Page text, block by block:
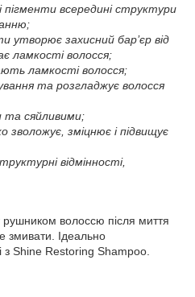
пігменти всередині структури
утворює захисний бар’єр від
ламкості волосся;
ламкості волосся;
та розгладжує волосся
та сяйливими;
зволожує, зміцнює і підвищує
відмінності,
рушником волоссю після миття
змивати. Ідеально
з Shine Restoring Shampoo.